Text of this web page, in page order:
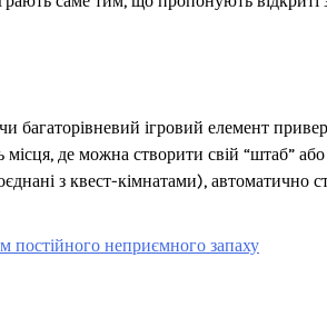
багаторівневий ігровий елемент
де можна створити свій “штаб” або
з квест-кімнатами), автоматично
постійного неприємного запаху